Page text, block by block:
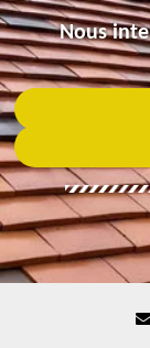
Nous